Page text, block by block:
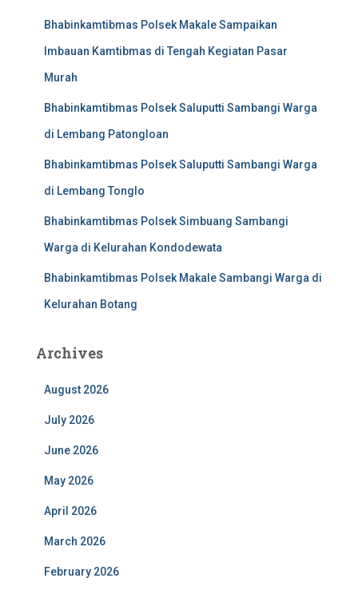
Bhabinkamtibmas Polsek Makale Sampaikan
Imbauan Kamtibmas di Tengah Kegiatan Pasar
Murah
Bhabinkamtibmas Polsek Saluputti Sambangi Warga
di Lembang Patongloan
Bhabinkamtibmas Polsek Saluputti Sambangi Warga
di Lembang Tonglo
Bhabinkamtibmas Polsek Simbuang Sambangi
Warga di Kelurahan Kondodewata
Bhabinkamtibmas Polsek Makale Sambangi Warga di
Kelurahan Botang
Archives
August 2026
July 2026
June 2026
May 2026
April 2026
March 2026
February 2026